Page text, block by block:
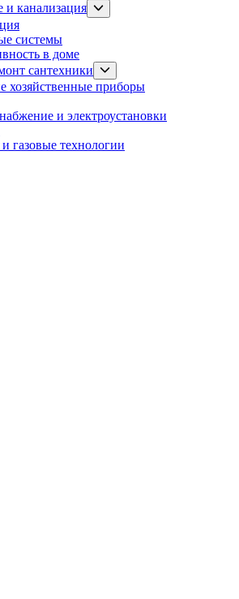
и канализация
Show
sub
системы
в доме
сантехники
sub
menu
хозяйственные приборы
и электроустановки
газовые технологии